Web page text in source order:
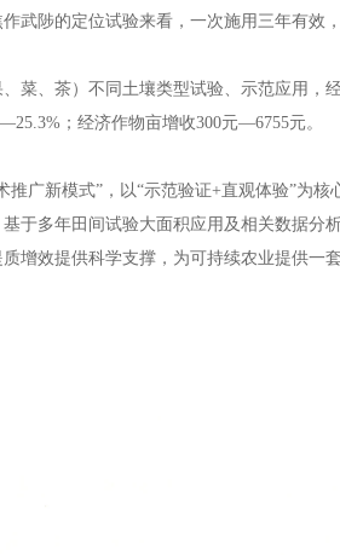
武陟的定位试验来看，一次施用三年有效
菜、茶）不同土壤类型试验、示范应用，
；经济作物亩增收300元—6755元。
广新模式”，以“示范验证+直观体验”为
于多年田间试验大面积应用及相关数据
增效提供科学支撑，为可持续农业提供一